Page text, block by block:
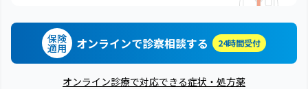
保険
適用 オンラインで診察相談する 24時間受付
オンライン診療で対応できる症状・処方薬